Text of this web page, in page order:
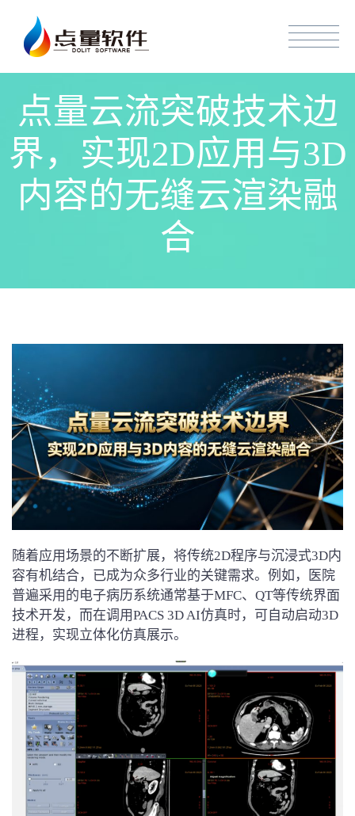
点量云流突破技术边
界，实现2D应用与3D
内容的无缝云渲染融
合
随着应用场景的不断扩展，将传统2D程序与沉浸式3D内
容有机结合，已成为众多行业的关键需求。例如，医院
普遍采用的电子病历系统通常基于MFC、QT等传统界面
技术开发，而在调用PACS 3D AI仿真时，可自动启动3D
进程，实现立体化仿真展示。